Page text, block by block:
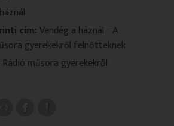
cím:Vendég a háznál - A
gyerekekről felnőtteknek
műsora gyerekekről